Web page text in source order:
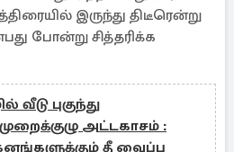
இருந்து திடீரென்று
போன்று சித்தரிக்க
வீடு புகுந்து
அட்டகாசம் :
தீ வைப்பு